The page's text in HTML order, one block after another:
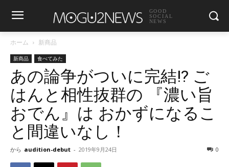
GOOD
SOCIAL
NEWS
ホーム 新商品
新商品 食べてみた
あの論争がついに完結!? ご
はんと相性抜群の 『濃い旨
おでん』は おかずになるこ
と間違いなし！
から audition-debut - 2019年9月24日 0